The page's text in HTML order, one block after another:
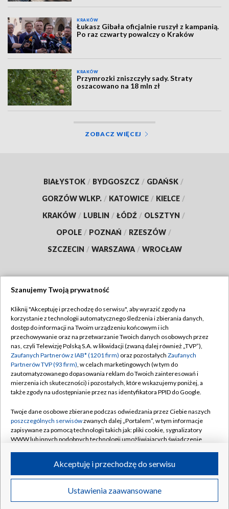
KRAKÓW
Łukasz Gibała oficjalnie ruszył z kampanią.
Po raz czwarty powalczy o Kraków
KRAKÓW
Przymrozki zniszczyły sady. Straty
oszacowano na 18 mln zł
ZOBACZ WIĘCEJ
BIAŁYSTOK / BYDGOSZCZ / GDAŃSK /
GORZÓW WLKP. / KATOWICE / KIELCE /
KRAKÓW / LUBLIN / ŁÓDŹ / OLSZTYN /
OPOLE / POZNAŃ / RZESZÓW /
SZCZECIN / WARSZAWA / WROCŁAW
TVP
Abonament TVP
Emisja w TVP
Centrum informacji TVP
Naziemna Telewizja Cyfrowa
Rada Programowa
System NOS
Informacje o nadawcy
Program dla prasy
Ogłoszenie przetargowe
Regulamin TVP
Polityka prywatności
Moje zgody
Pomoc
Kontakt
Kanały
©2026 Telewizja Polska S.A. w likwidacji
Szanujemy Twoją prywatność
Kliknij "Akceptuję i przechodzę do serwisu", aby wyrazić zgody na
korzystanie z technologii automatycznego śledzenia i zbierania danych,
dostęp do informacji na Twoim urządzeniu końcowym i ich
przechowywanie oraz na przetwarzanie Twoich danych osobowych przez
nas, czyli Telewizję Polską S.A. w likwidacji (zwaną dalej również „TVP”),
Zaufanych Partnerów z IAB* (1201 firm) oraz pozostałych Zaufanych
Partnerów TVP (93 firm), w celach marketingowych (w tym do
zautomatyzowanego dopasowania reklam do Twoich zainteresowań i
mierzenia ich skuteczności) i pozostałych, które wskazujemy poniżej, a
także zgody na udostępnianie przez nas identyfikatora PPID do Google.
Twoje dane osobowe zbierane podczas odwiedzania przez Ciebie naszych
poszczególnych serwisówzwanych dalej „Portalem”, w tym informacje
zapisywane za pomocą technologii takich jak: pliki cookie, sygnalizatory
WWW lub innych podobnych technologii umożliwiających świadczenie
ruchu w Internecie.
Twoje dane osobowe zbierane podczas odwiedzania przez Ciebie
poszczególnych serwisówna Portalu, takie jak adresy IP, identyfikatory
Ustawienia zaawansowane
Akceptuję i przechodzę do serwisu